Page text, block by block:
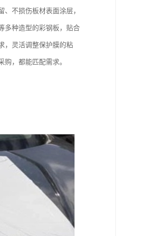
不损伤板材表面涂层，
多种造型的彩钢板，贴合
，灵活调整保护膜的粘
，都能匹配需求。